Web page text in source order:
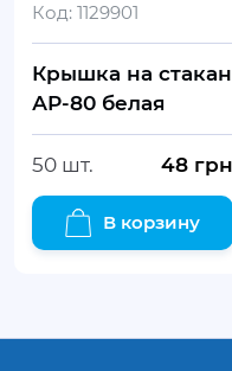
Код: 1129901
Крышка на стакан
АР-80 белая
50 шт. 48 грн
В корзину